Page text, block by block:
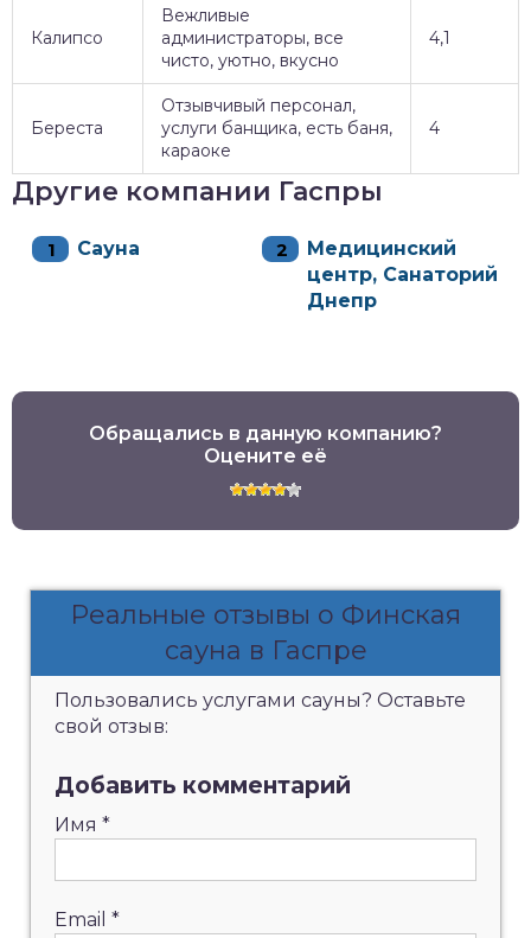
Калипсо
Вежливые
администраторы, все
чисто, уютно, вкусно
4,1
Береста
Отзывчивый персонал,
услуги банщика, есть баня,
караоке
4
Другие компании Гаспры
Сауна
Медицинский
центр, Санаторий
Днепр
Обращались в данную компанию?
Оцените её
Реальные отзывы о Финская
сауна в Гаспре
Пользовались услугами сауны? Оставьте
свой отзыв:
Добавить комментарий
Имя *
Email *